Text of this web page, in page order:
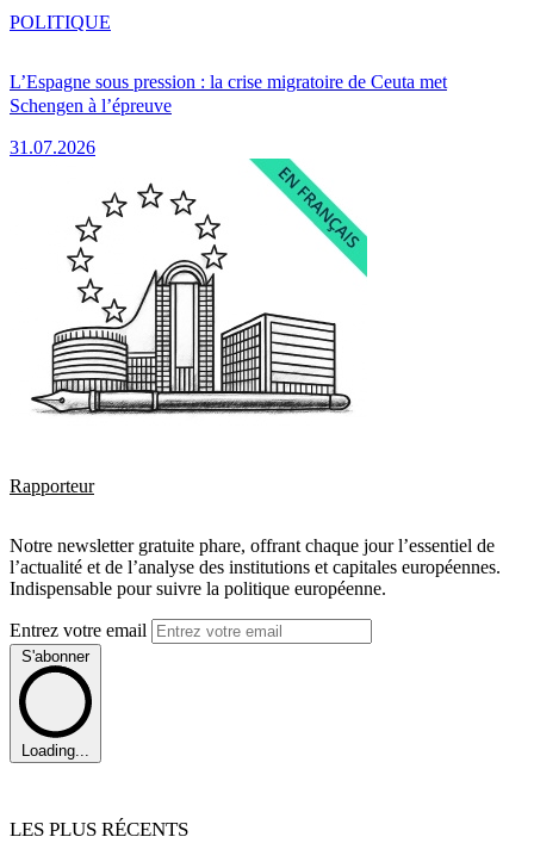
L’Espagne sous pression : la crise migratoire de Ceuta met
Schengen à l’épreuve
31.07.2026
POLITIQUE
Rapporteur
Notre newsletter gratuite phare, offrant chaque jour l’essentiel de
l’actualité et de l’analyse des institutions et capitales européennes.
Indispensable pour suivre la politique européenne.
Entrez votre email
S'abonner
Loading...
LES PLUS RÉCENTS